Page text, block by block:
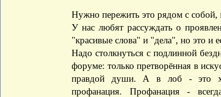
Нужно пережить это рядом с собой,
У нас любят рассуждать о
"красивые слова" и "дела", но это и
Надо столкнуться с подлинной
форуме: только претворённая в
правдой души. А в лоб - это
профанация. Профанация -